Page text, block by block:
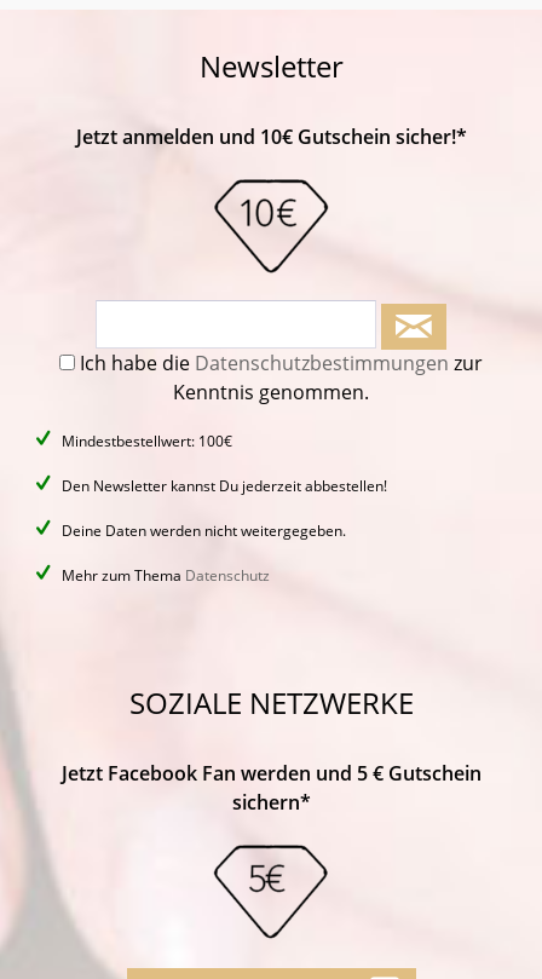
Newsletter
Jetzt anmelden und 10€ Gutschein sicher!*
Ich habe die Datenschutzbestimmungen zur
Kenntnis genommen.
Mindestbestellwert: 100€
Den Newsletter kannst Du jederzeit abbestellen!
Deine Daten werden nicht weitergegeben.
Mehr zum Thema Datenschutz
SOZIALE NETZWERKE
Jetzt Facebook Fan werden und 5 € Gutschein
sichern*